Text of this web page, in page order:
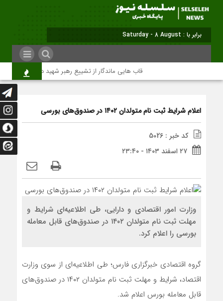
برابر با : Saturday - 8 August - 2026
قاب هایی ماندگار از تشییع رهبر شهید در تهران
اعلام شرایط ثبت نام متولدان ۱۴۰۲ در صندوق‌های بورسی
کد خبر : 5026
۲۷ اسفند ۱۴۰۳ - ۲۳:۴۰
وزارت امور اقتصادی و دارایی، طی اطلاعیه‌ای شرایط و
مهلت ثبت نام متولدان ۱۴۰۲ در صندوق‌های قابل معامله
بورسی را اعلام کرد.
گروه اقتصادی خبرگزاری فارس؛ طی اطلاعیه‌ای از سوی وزارت
اقتصاد، شرایط و مهلت ثبت نام متولدان ۱۴۰۲ در صندوق‌های
قابل معامله بورس اعلام شد.